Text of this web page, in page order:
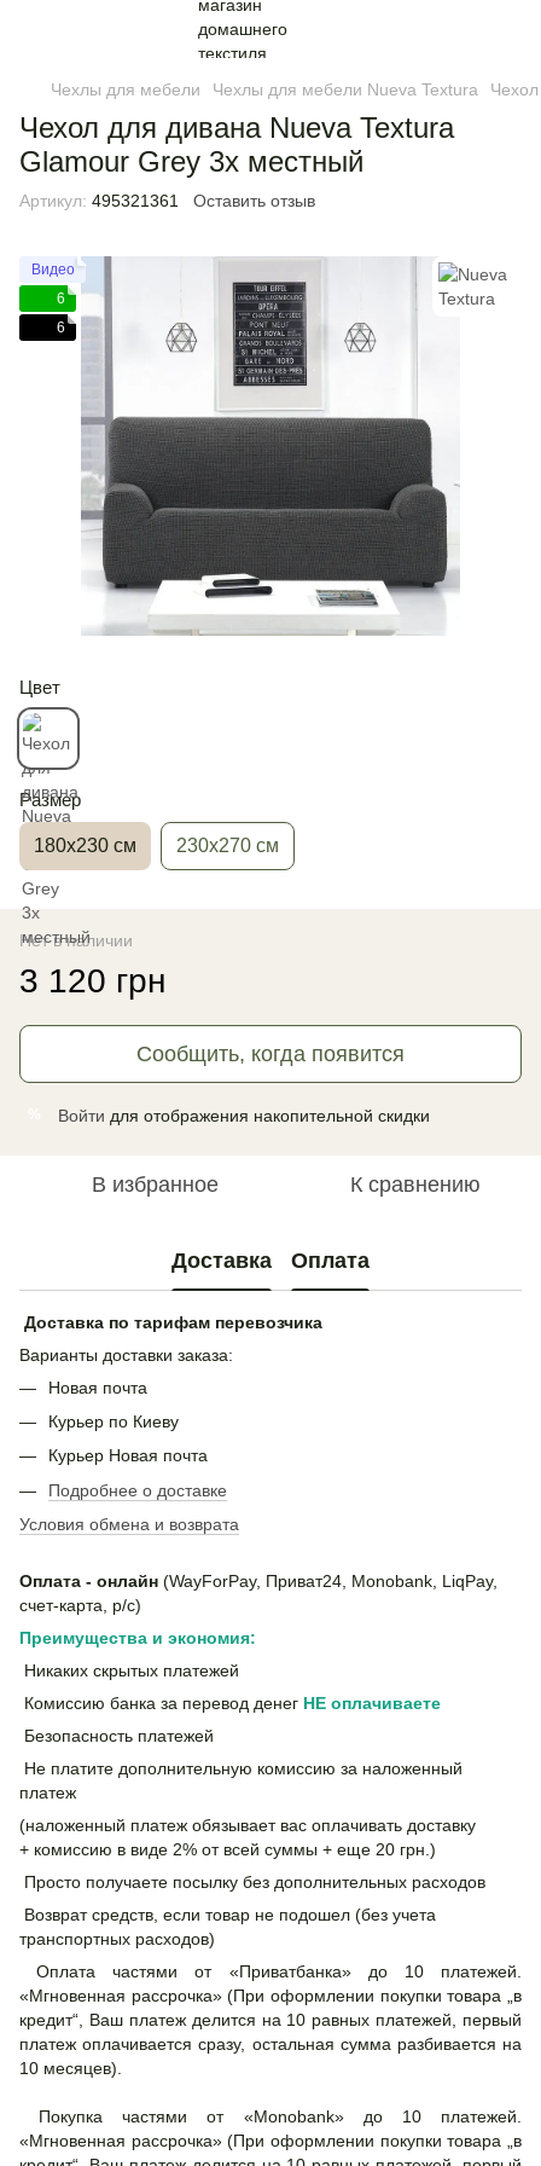
Чехлы для мебели Чехлы для мебели Nueva Textura
Чехол для дивана Nueva Textura
Glamour Grey 3х местный
Артикул: 495321361 Оставить отзыв
Видео
6
6
Цвет
Размер
180х230 см 230х270 см
Нет в наличии
3 120 грн
Сообщить, когда появится
Войти для отображения накопительной скидки
В избранное К сравнению
Доставка Оплата
Доставка по тарифам перевозчика
Варианты доставки заказа:
Новая почта
Курьер по Киеву
Курьер Новая почта
Подробнее о доставке
Условия обмена и возврата
Оплата - онлайн (WayForPay, Приват24, Monobank, LiqPay,
счет-карта, р/с)
Преимущества и экономия:
Никаких скрытых платежей
Комиссию банка за перевод денег НЕ оплачиваете
Безопасность платежей
Не платите дополнительную комиссию за наложенный
платеж
(наложенный платеж обязывает вас оплачивать доставку
+ комиссию в виде 2% от всей суммы + еще 20 грн.)
Просто получаете посылку без дополнительных расходов
Возврат средств, если товар не подошел (без учета
транспортных расходов)
Оплата частями от «Приватбанка» до 10 платежей.
«Мгновенная рассрочка» (При оформлении покупки товара „в
кредит“, Ваш платеж делится на 10 равных платежей, первый
платеж оплачивается сразу, остальная сумма разбивается на
10 месяцев).
Покупка частями от «Monobank» до 10 платежей.
«Мгновенная рассрочка» (При оформлении покупки товара „в